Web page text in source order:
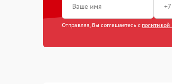
Отправляя, Вы соглашаетесь с политикой